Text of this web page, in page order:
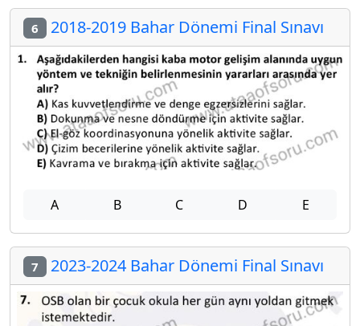
6 2018-2019 Bahar Dönemi Final Sınavı
A B C D E
7 2023-2024 Bahar Dönemi Final Sınavı